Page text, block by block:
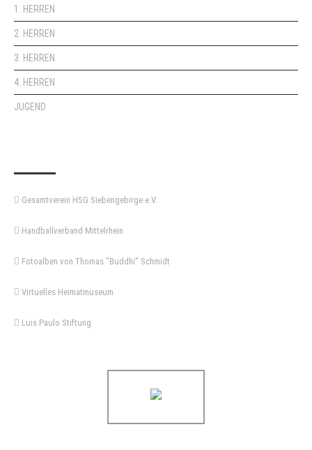
1. HERREN
2. HERREN
3. HERREN
4. HERREN
JUGEND
Gesamtverein HSG Siebengebirge e.V.
Handballverband Mittelrhein
Fotoalben von Thomas "Buddhi" Schmidt
Virtuelles Heimatmuseum
Luis Paulo Stiftung